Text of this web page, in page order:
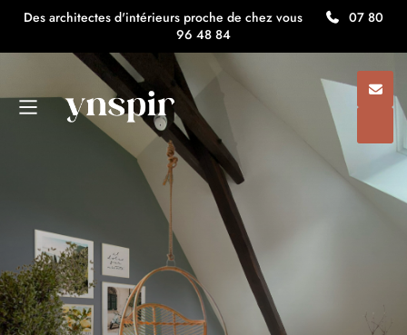
Des architectes d'intérieurs proche de chez vous
07 80
96 48 84